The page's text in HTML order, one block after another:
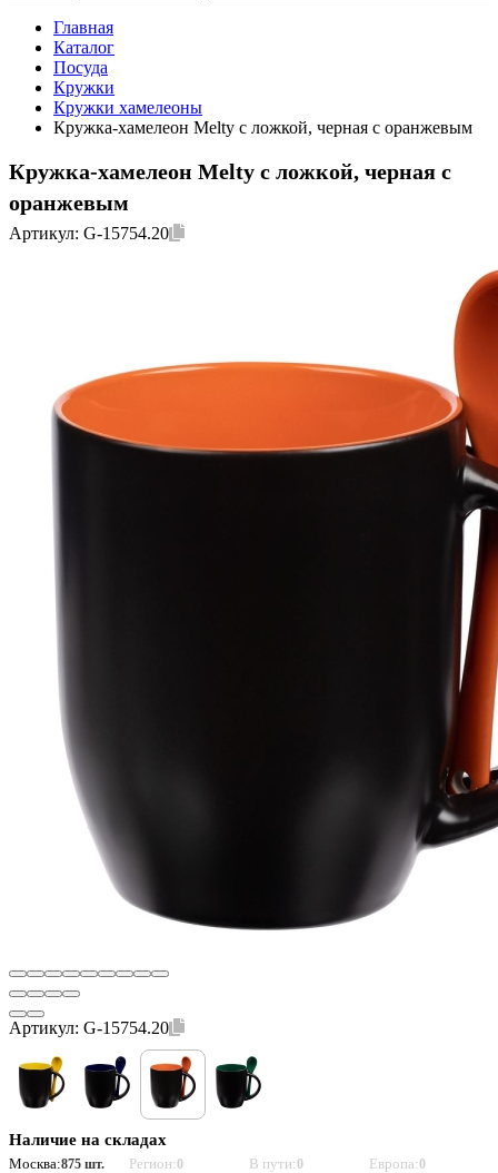
Главная
Каталог
Посуда
Кружки
Кружки хамелеоны
Кружка-хамелеон Melty с ложкой, черная с оранжевым
Кружка-хамелеон Melty с ложкой, черная с
оранжевым
Артикул: G-15754.20
Артикул: G-15754.20
Наличие на складах
Москва:875 шт. Регион:0 В пути:0 Европа:0